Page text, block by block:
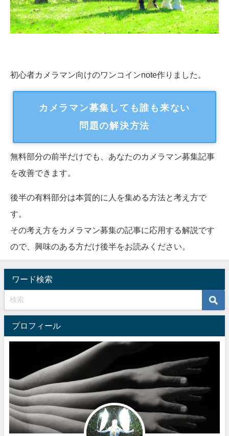
初心者カメラマン向けのワンコインnote作りました。
カメラマン募集しても誰も来ない
問題の解決方法
無料部分の前半だけでも、あなたのカメラマン募集記事
を改善できます。
後半の有料部分は本質的に人を集める方法と考え方で
す。
その考え方をカメラマン募集の記事に応用する解説です
ので、興味のある方だけ後半をお読みください。
ワード検索
プロフィール